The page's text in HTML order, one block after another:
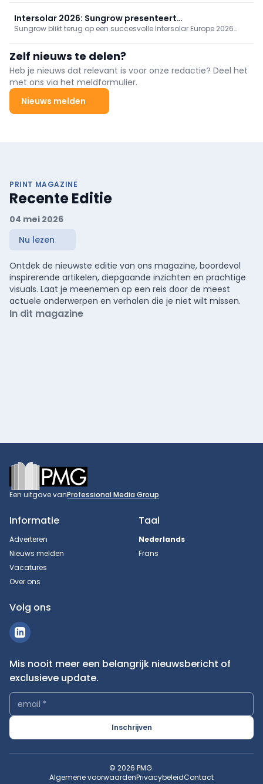
thermografie.
Intersolar 2026: Sungrow presenteert
energieoplossingen van de volgende generatie
Sungrow blikt terug op een succesvolle Intersolar Europe 2026
energietransitie versnellen.
Zelf nieuws te delen?
Heb je nieuws dat relevant is voor onze redactie? Deel het
met ons via het meldformulier.
Nieuws melden
PRINT MAGAZINE
Recente Editie
04 mei 2026
Nu lezen
Ontdek de nieuwste editie van ons magazine, boordevol
inspirerende artikelen, diepgaande inzichten en prachtige
visuals. Laat je meenemen op een reis door de meest
actuele onderwerpen en verhalen die je niet wilt missen.
In dit magazine
Footer
Een uitgave vanProfessional Media Group
Informatie
Adverteren
Nieuws melden
Vacatures
Over ons
Taal
Nederlands
Frans
Volg ons
Mis nooit meer een belangrijk nieuwsbericht of
exclusieve update.
email *
Inschrijven
© 2026 PMG.
Algemene voorwaardenPrivacybeleidContact